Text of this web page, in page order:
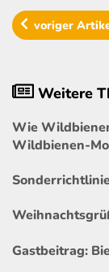
voriger
Weitere
Wie
Wildbienen-
Gastbeitrag: